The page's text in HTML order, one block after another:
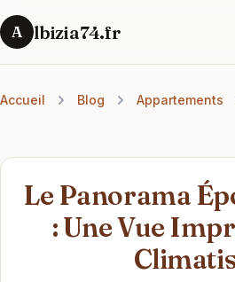
A lbizia74.fr
Accueil Blog Appartements
Le Panorama
: Une Vue